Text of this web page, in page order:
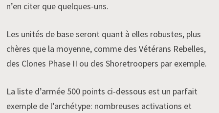
n’en citer que quelques-uns.
Les unités de base seront quant à elles robustes, plus
chères que la moyenne, comme des Vétérans Rebelles,
des Clones Phase II ou des Shoretroopers par exemple.
La liste d’armée 500 points ci-dessous est un parfait
exemple de l’archétype: nombreuses activations et